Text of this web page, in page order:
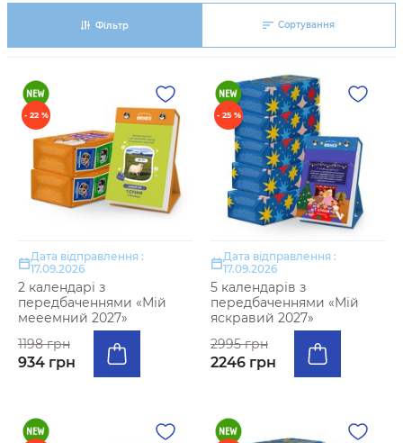
Фільтр Сортування
- 22 %
Дата відправлення :
17.09.2026
2 календарі з
передбаченнями «Мій
мееемний 2027»
1198 грн
934 грн
- 25 %
Дата відправлення :
17.09.2026
5 календарів з
передбаченнями «Мій
яскравий 2027»
2995 грн
2246 грн